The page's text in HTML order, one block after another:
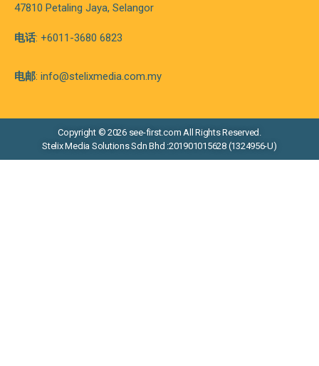
47810 Petaling Jaya, Selangor
电话: +6011-3680 6823
电邮: info@stelixmedia.com.my
Copyright © 2026 see-first.com All Rights Reserved.
Stelix Media Solutions Sdn Bhd :201901015628 (1324956-U)